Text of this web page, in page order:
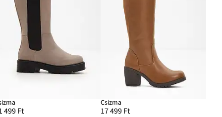
499 Ft
Csizma
17 499 Ft